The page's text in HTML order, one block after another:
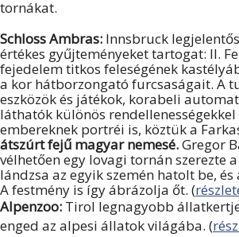
tornákat.
Schloss Ambras: Innsbruck
értékes gyűjteményeket tartogat: II.
fejedelem titkos feleségének
a kor hátborzongató furcsaságait. A
eszközök és játékok, korabeli
láthatók különös
embereknek portréi is, köztük a
átszúrt fejű magyar nemesé.Gregor
vélhetően egy lovagi tornán szerezte
lándzsa az egyik szemén hatolt be,
A festmény is így ábrázolja őt. (
Alpenzoo: Tirol legnagyobb
enged az alpesi állatok világába. (